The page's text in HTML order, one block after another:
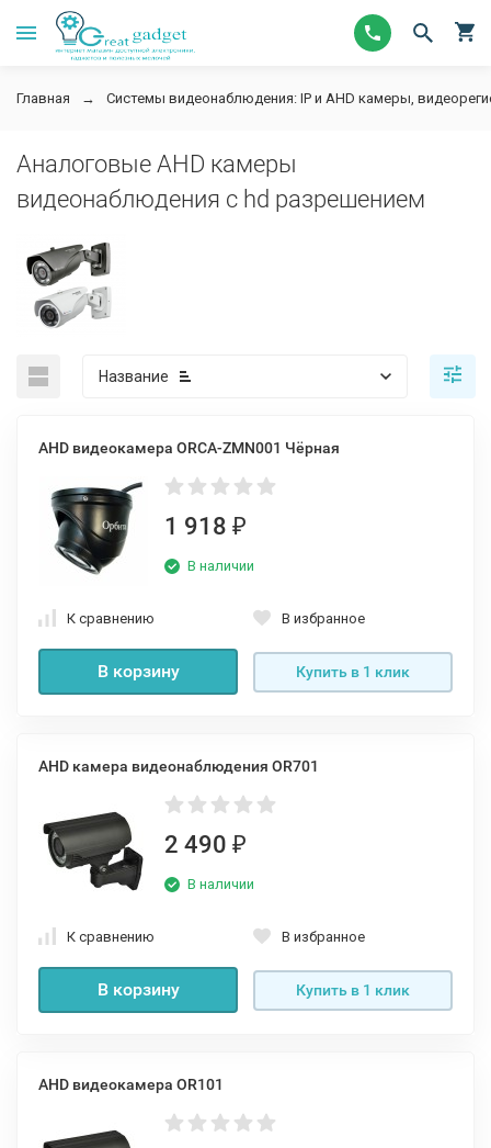
Главная Системы видеонаблюдения: IP и AHD камеры,
Аналоговые AHD камеры
видеонаблюдения с hd разрешением
Название
AHD видеокамера ORCA-ZMN001 Чёрная
1 918 ₽
В наличии
К сравнению В избранное
В корзину Купить в 1 клик
AHD камера видеонаблюдения OR701
2 490 ₽
В наличии
К сравнению В избранное
В корзину Купить в 1 клик
AHD видеокамера OR101